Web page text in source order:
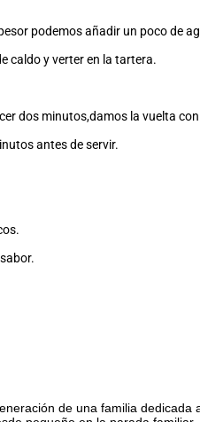
podemos añadir un poco de
caldo y verter en la tartera.
dos minutos,damos la vuelta
antes de servir.
de una familia